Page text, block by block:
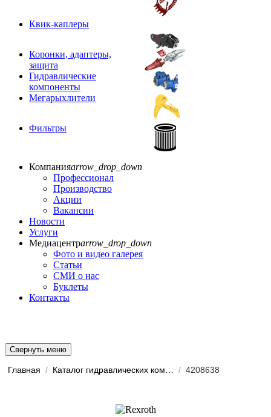
Квик-каплеры
Коронки, адаптеры,
защита
Гидравлические
компоненты
Мегарыхлители
Фильтры
Компанияarrow_drop_down
Профессионал
Производство
Акции
Вакансии
Новости
Услуги
Медиацентрarrow_drop_down
Фото и видео галерея
Статьи
СМИ о нас
Буклеты
Контакты
Свернуть меню
Главная / / 4208638